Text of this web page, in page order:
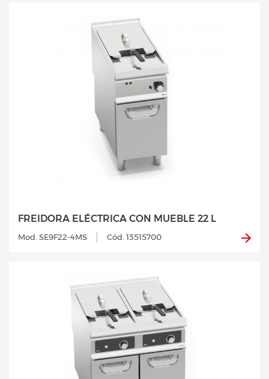
FREIDORA ELÉCTRICA CON MUEBLE 22 L
Mod. SE9F22-4MS Cód. 13515700